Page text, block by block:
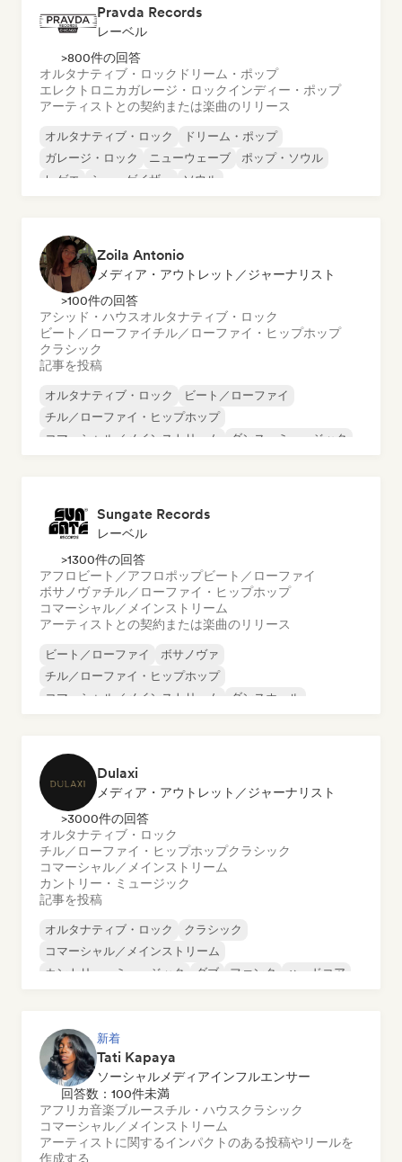
Pravda Records
レーベル
>800件の回答
オルタナティブ・ロック ドリーム・ポップ
エレクトロニカガレージ・ロックインディー・ポップ
アーティストとの契約または楽曲のリリース
オルタナティブ・ロック
ドリーム・ポップ
ガレージ・ロック
ニューウェーブ
ポップ・ソウル
レゲエ
シューゲイザー ソウル
Zoila Antonio
メディア・アウトレット／ジャーナリスト
>100件の回答
アシッド・ハウスオルタナティブ・ロック
ビート／ローファイチル／ローファイ・ヒップホップ
クラシック
記事を投稿
オルタナティブ・ロック
ビート／ローファイ
チル／ローファイ・ヒップホップ
コマーシャル／メインストリーム
ダンス・ミュージック
Sungate Records
レーベル
>1300件の回答
アフロビート／アフロポップビート／ローファイ
ボサノヴァチル／ローファイ・ヒップホップ
コマーシャル／メインストリーム
アーティストとの契約または楽曲のリリース
ビート／ローファイ
ボサノヴァ
チル／ローファイ・ヒップホップ
コマーシャル／メインストリーム
ダンスホール
Dulaxi
メディア・アウトレット／ジャーナリスト
>3000件の回答
オルタナティブ・ロック
チル／ローファイ・ヒップホップクラシック
コマーシャル／メインストリーム
カントリー・ミュージック
記事を投稿
オルタナティブ・ロック
クラシック
コマーシャル／メインストリーム
カントリー・ミュージック
ダブ ファンク
ハードコア
新着
Tati Kapaya
ソーシャルメディアインフルエンサー
回答数：100件未満
アフリカ音楽ブルースチル・ハウスクラシック
コマーシャル／メインストリーム
アーティストに関するインパクトのある投稿やリールを
作成する